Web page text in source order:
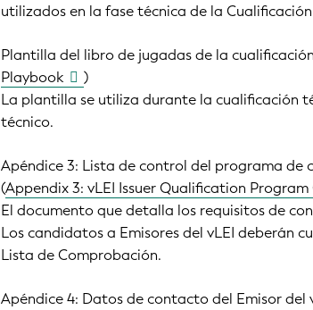
utilizados en la fase técnica de la
Plantilla del libro de jugadas de la
Playbook
)
La plantilla se utiliza durante la cualificación
técnico.
Apéndice 3: Lista de control del programa de
(Appendix 3: vLEI Issuer Qualification
El documento que detalla los requisitos de
Los candidatos a Emisores del vLEI deberán
Lista de Comprobación.
Apéndice 4: Datos de contacto del Emisor del